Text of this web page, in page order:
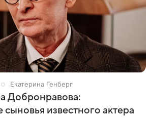
Екатерина Генберг
Добронравова:
сыновья известного актера